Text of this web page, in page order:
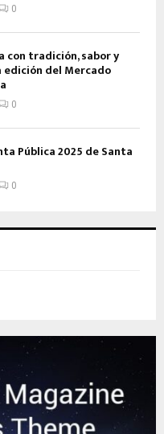
0
con tradición, sabor y
del Mercado
0
Pública 2025 de Santa
0